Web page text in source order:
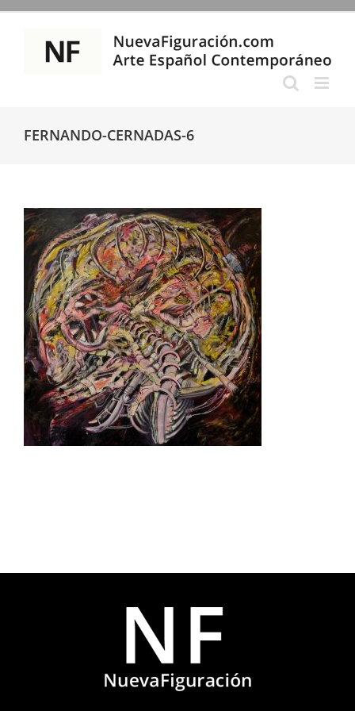
Saltar
contenido
FERNANDO-CERNADAS-6